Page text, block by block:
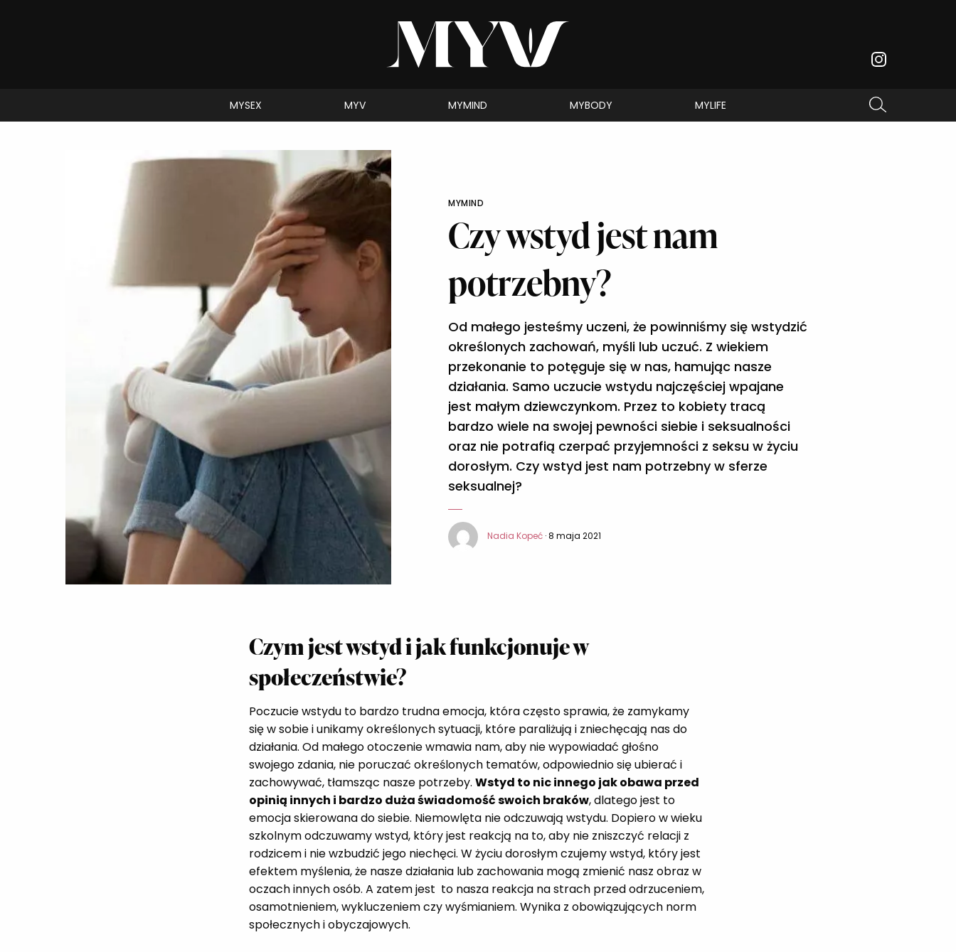
MYSEX MYV MYMIND MYBODY MYLIFE
MYMIND
Czy wstyd jest nam
potrzebny?
Od małego jesteśmy uczeni, że powinniśmy się wstydzić
określonych zachowań, myśli lub uczuć. Z wiekiem
przekonanie to potęguje się w nas, hamując nasze
działania. Samo uczucie wstydu najczęściej wpajane
jest małym dziewczynkom. Przez to kobiety tracą
bardzo wiele na swojej pewności siebie i seksualności
oraz nie potrafią czerpać przyjemności z seksu w życiu
dorosłym. Czy wstyd jest nam potrzebny w sferze
seksualnej?
Nadia Kopeć · 8 maja 2021
Czym jest wstyd i jak funkcjonuje w
społeczeństwie?
Poczucie wstydu to bardzo trudna emocja, która często sprawia, że zamykamy
się w sobie i unikamy określonych sytuacji, które paraliżują i zniechęcają nas do
działania. Od małego otoczenie wmawia nam, aby nie wypowiadać głośno
swojego zdania, nie poruczać określonych tematów, odpowiednio się ubierać i
zachowywać, tłamsząc nasze potrzeby.Wstyd to nic innego jak obawa przed
opinią innych i bardzo duża świadomość swoich braków, dlatego jest to
emocja skierowana do siebie. Niemowlęta nie odczuwają wstydu. Dopiero w wieku
szkolnym odczuwamy wstyd, który jest reakcją na to, aby nie zniszczyć relacji z
rodzicem i nie wzbudzić jego niechęci. W życiu dorosłym czujemy wstyd, który jest
efektem myślenia, że nasze działania lub zachowania mogą zmienić nasz obraz w
oczach innych osób. A zatem jest to nasza reakcja na strach przed odrzuceniem,
osamotnieniem, wykluczeniem czy wyśmianiem. Wynika z obowiązujących norm
społecznych i obyczajowych.